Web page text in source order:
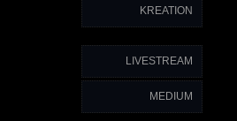
KREATION
LIVESTREAM
MEDIUM